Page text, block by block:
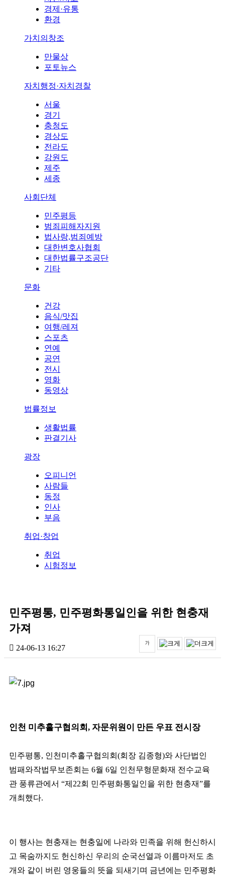
경제·유통
환경
가치의창조
만물상
포토뉴스
자치행정·자치경찰
서울
경기
충청도
경상도
전라도
강원도
제주
세종
사회단체
민주평등
범죄피해자지원
법사랑,범죄예방
대한변호사협회
대한법률구조공단
기타
문화
건강
음식/맛집
여행/레져
스포츠
연예
공연
전시
영화
동영상
법률정보
생활법률
판결기사
광장
오피니언
사람들
동정
인사
부음
취업·창업
취업
시험정보
민주평통, 민주평화통일인을 위한 현충재
가져
24-06-13 16:27
인천 미추홀구협의회 , 자문위원이 만든 우표 전시장
민주평통, 인천미추홀구협의회 (회장 김종형)와 사단법인
범패와작법무보존회는 6월 6일 인천무형문화재 전수교육
관 풍류관에서 “제 22회 민주평화통일인을 위한 현충재”를
개최했다.
이 행사는 현충재는 현충일에 나라와 민족을 위해 헌신하시
고 목숨까지도 헌신하신 우리의 순국선열과 이름마저도 초
개와 같이 버린 영웅들의 뜻을 되새기며 금년에는 민주평화